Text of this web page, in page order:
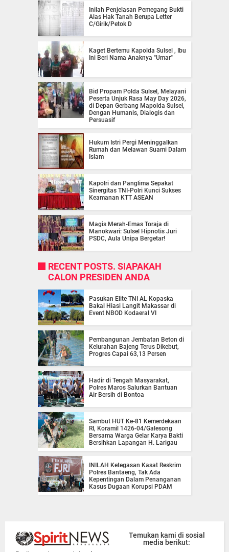
Inilah Penjelasan Pemegang Bukti
Alas Hak Tanah Berupa Letter
C/Girik/Petok D
Kaget Bertemu Kapolda Sulsel , Ibu
Ini Beri Nama Anaknya "Umar"
Bid Propam Polda Sulsel, Melayani
Peserta Unjuk Rasa May Day 2026,
di Depan Gerbang Mapolda Sulsel,
Dengan Humanis, Dialogis dan
Persuasif
Hukum Istri Pergi Meninggalkan
Rumah dan Melawan Suami Dalam
Islam
Kapolri dan Panglima Sepakat
Sinergitas TNI-Polri Kunci Sukses
Keamanan KTT ASEAN
Magis Merah-Emas Toraja di
Manokwari: Sulsel Hipnotis Juri
PSDC, Aula Unipa Bergetar!
RECENT POSTS. SIAPAKAH
CALON PRESIDEN ANDA
Pasukan Elite TNI AL Kopaska
Bakal Hiasi Langit Makassar di
Event NBOD Kodaeral VI
Pembangunan Jembatan Beton di
Kelurahan Bajeng Terus Dikebut,
Progres Capai 63,13 Persen
Hadir di Tengah Masyarakat,
Polres Maros Salurkan Bantuan
Air Bersih di Bontoa
Sambut HUT Ke-81 Kemerdekaan
RI, Koramil 1426-04/Galesong
Bersama Warga Gelar Karya Bakti
Bersihkan Lapangan H. Larigau
INILAH Ketegasan Kasat Reskrim
Polres Bantaeng, Tak Ada
Kepentingan Dalam Penanganan
Kasus Dugaan Korupsi PDAM
Temukan kami di sosial
media berikut: